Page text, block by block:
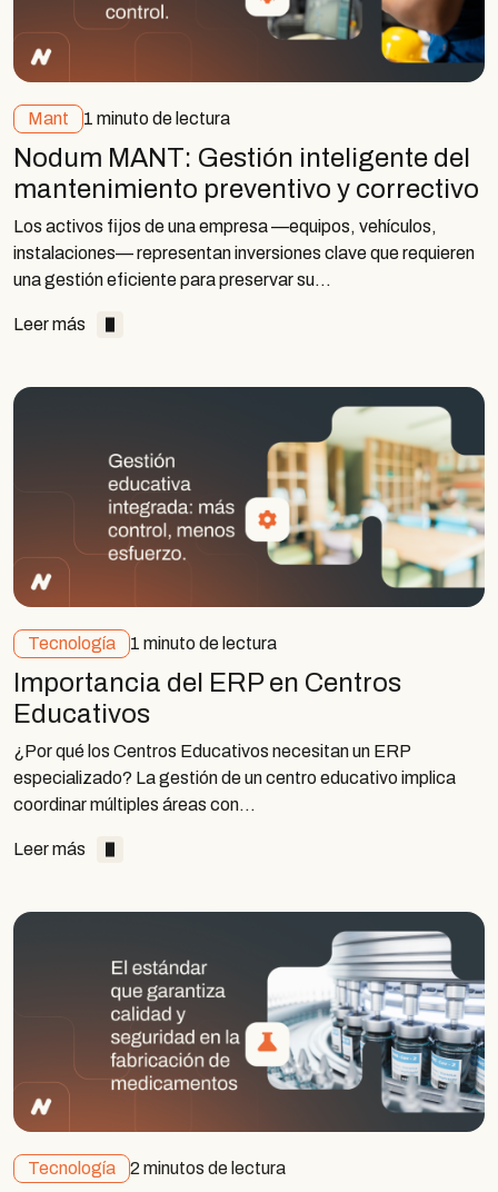
Mant 1 minuto de lectura
Nodum MANT: Gestión inteligente del
mantenimiento preventivo y correctivo
Los activos fijos de una empresa —equipos, vehículos,
instalaciones— representan inversiones clave que requieren
una gestión eficiente para preservar su…
Leer más
Tecnología 1 minuto de lectura
Importancia del ERP en Centros
Educativos
¿Por qué los Centros Educativos necesitan un ERP
especializado? La gestión de un centro educativo implica
coordinar múltiples áreas con…
Leer más
Tecnología 2 minutos de lectura